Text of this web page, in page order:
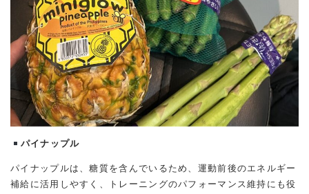
パイナップル
パイナップルは、糖質を含んでいるため、運動前後のエネルギー
補給に活用しやすく、トレーニングのパフォーマンス維持にも役